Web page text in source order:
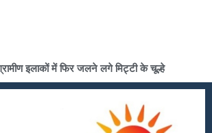
इलाकों में फिर जलने लगे मिट्टी के चूल्हे